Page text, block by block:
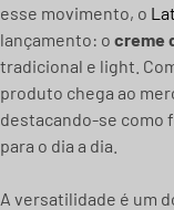
esse movimento, o
lançamento: o creme
tradicional e light.
produto chega ao
destacando-se como
para o dia a dia.
A versatilidade é um